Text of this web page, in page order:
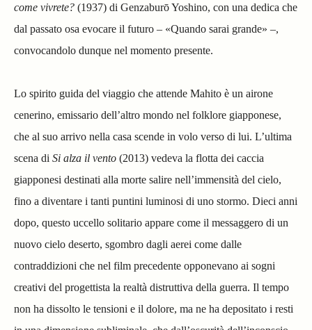
come vivrete? (1937) di Genzaburō Yoshino, con una dedica che
dal passato osa evocare il futuro – «Quando sarai grande» –,
convocandolo dunque nel momento presente.
Lo spirito guida del viaggio che attende Mahito è un airone
cenerino, emissario dell’altro mondo nel folklore giapponese,
che al suo arrivo nella casa scende in volo verso di lui. L’ultima
scena di Si alza il vento (2013) vedeva la flotta dei caccia
giapponesi destinati alla morte salire nell’immensità del cielo,
fino a diventare i tanti puntini luminosi di uno stormo. Dieci anni
dopo, questo uccello solitario appare come il messaggero di un
nuovo cielo deserto, sgombro dagli aerei come dalle
contraddizioni che nel film precedente opponevano ai sogni
creativi del progettista la realtà distruttiva della guerra. Il tempo
non ha dissolto le tensioni e il dolore, ma ne ha depositato i resti